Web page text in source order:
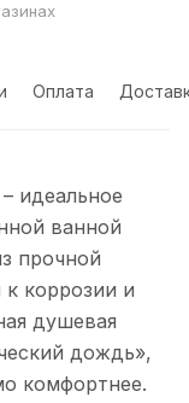
Оплата
идеальное
ванной
прочной
коррозии и
душевая
дождь»,
комфортнее.